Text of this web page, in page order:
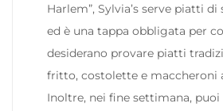
Harlem”, Sylvia’s serve piatti
ed è una tappa obbligata per
desiderano provare piatti
fritto, costolette e maccheroni
Inoltre, nei fine settimana,